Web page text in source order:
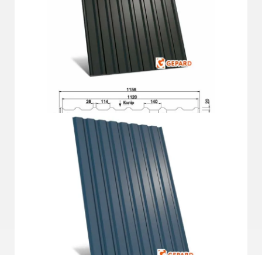
ГП-20 Д Plus
Докладніше
ГП-20СО Plus
Докладніше